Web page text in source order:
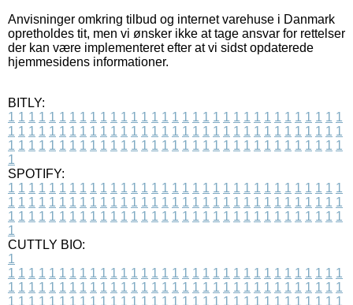
Anvisninger omkring tilbud og internet varehuse i Danmark
opretholdes tit, men vi ønsker ikke at tage ansvar for rettelser
der kan være implementeret efter at vi sidst opdaterede
hjemmesidens informationer.
BITLY:
1 1 1 1 1 1 1 1 1 1 1 1 1 1 1 1 1 1 1 1 1 1 1 1 1 1 1 1 1 1 1 1 1
1 1 1 1 1 1 1 1 1 1 1 1 1 1 1 1 1 1 1 1 1 1 1 1 1 1 1 1 1 1 1 1 1
1 1 1 1 1 1 1 1 1 1 1 1 1 1 1 1 1 1 1 1 1 1 1 1 1 1 1 1 1 1 1 1 1
1
SPOTIFY:
1 1 1 1 1 1 1 1 1 1 1 1 1 1 1 1 1 1 1 1 1 1 1 1 1 1 1 1 1 1 1 1 1
1 1 1 1 1 1 1 1 1 1 1 1 1 1 1 1 1 1 1 1 1 1 1 1 1 1 1 1 1 1 1 1 1
1 1 1 1 1 1 1 1 1 1 1 1 1 1 1 1 1 1 1 1 1 1 1 1 1 1 1 1 1 1 1 1 1
1
CUTTLY BIO:
1
1 1 1 1 1 1 1 1 1 1 1 1 1 1 1 1 1 1 1 1 1 1 1 1 1 1 1 1 1 1 1 1 1
1 1 1 1 1 1 1 1 1 1 1 1 1 1 1 1 1 1 1 1 1 1 1 1 1 1 1 1 1 1 1 1 1
1 1 1 1 1 1 1 1 1 1 1 1 1 1 1 1 1 1 1 1 1 1 1 1 1 1 1 1 1 1 1 1 1